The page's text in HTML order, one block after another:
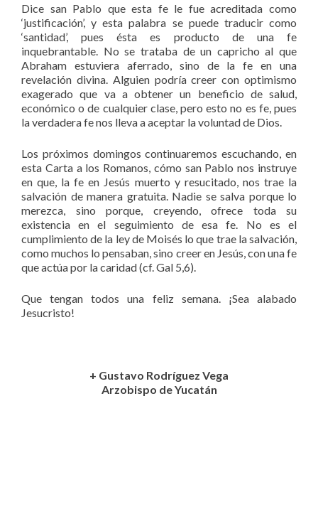
Dice san Pablo que esta fe le fue acreditada como
‘justificación’, y esta palabra se puede traducir como
‘santidad’, pues ésta es producto de una fe
inquebrantable. No se trataba de un capricho al que
Abraham estuviera aferrado, sino de la fe en una
revelación divina. Alguien podría creer con optimismo
exagerado que va a obtener un beneficio de salud,
económico o de cualquier clase, pero esto no es fe, pues
la verdadera fe nos lleva a aceptar la voluntad de Dios.
Los próximos domingos continuaremos escuchando, en
esta Carta a los Romanos, cómo san Pablo nos instruye
en que, la fe en Jesús muerto y resucitado, nos trae la
salvación de manera gratuita. Nadie se salva porque lo
merezca, sino porque, creyendo, ofrece toda su
existencia en el seguimiento de esa fe. No es el
cumplimiento de la ley de Moisés lo que trae la salvación,
como muchos lo pensaban, sino creer en Jesús, con una fe
que actúa por la caridad (cf. Gal 5,6).
Que tengan todos una feliz semana. ¡Sea alabado
Jesucristo!
+ Gustavo Rodríguez Vega
Arzobispo de Yucatán